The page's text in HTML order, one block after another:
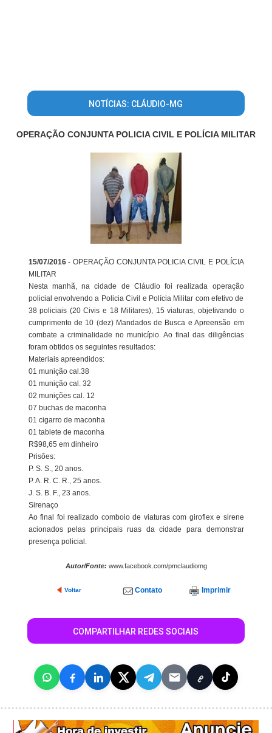
NOTÍCIAS: CLÁUDIO-MG
OPERAÇÃO CONJUNTA POLICIA CIVIL E POLÍCIA MILITAR
15/07/2016- OPERAÇÃO CONJUNTA POLICIA CIVIL E POLÍCIA
MILITAR
Nesta manhã, na cidade de Cláudio foi realizada operação
policial envolvendo a Policia Civil e Polícia Militar com efetivo de
38 policiais (20 Civis e 18 Militares), 15 viaturas, objetivando o
cumprimento de 10 (dez) Mandados de Busca e Apreensão em
combate a criminalidade no município. Ao final das diligências
foram obtidos os seguintes resultados:
Materiais apreendidos:
01 munição cal.38
01 munição cal. 32
02 munições cal. 12
07 buchas de maconha
01 cigarro de maconha
01 tablete de maconha
R$98,65 em dinheiro
Prisões:
P. S. S., 20 anos.
P. A. R. C. R., 25 anos.
J. S. B. F., 23 anos.
Sirenaço
Ao final foi realizado comboio de viaturas com giroflex e sirene
acionados pelas principais ruas da cidade para demonstrar
presença policial.
Autor/Fonte: www.facebook.com/pmclaudiomg
Voltar Contato Imprimir
COMPARTILHAR REDES SOCIAIS